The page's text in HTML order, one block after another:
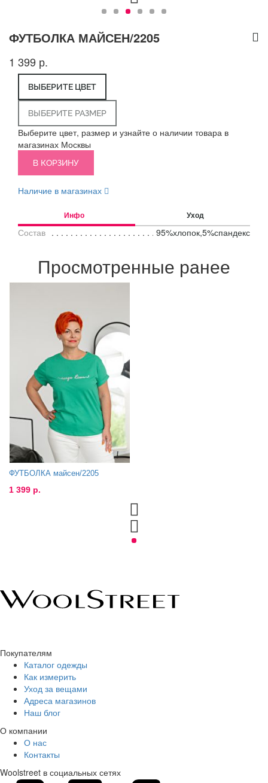
ФУТБОЛКА МАЙСЕН/2205
1 399 р.
ВЫБЕРИТЕ ЦВЕТ
ВЫБЕРИТЕ РАЗМЕР
Выберите цвет, размер и узнайте о наличии товара в
магазинах Москвы
В КОРЗИНУ
Наличие в магазинах
Инфо Уход
Состав 95%хлопок,5%спандекс
Просмотренные ранее
ФУТБОЛКА майсен/2205
1 399 р.
Покупателям
Каталог одежды
Как измерить
Уход за вещами
Адреса магазинов
Наш блог
О компании
О нас
Контакты
Woolstreet в социальных сетях